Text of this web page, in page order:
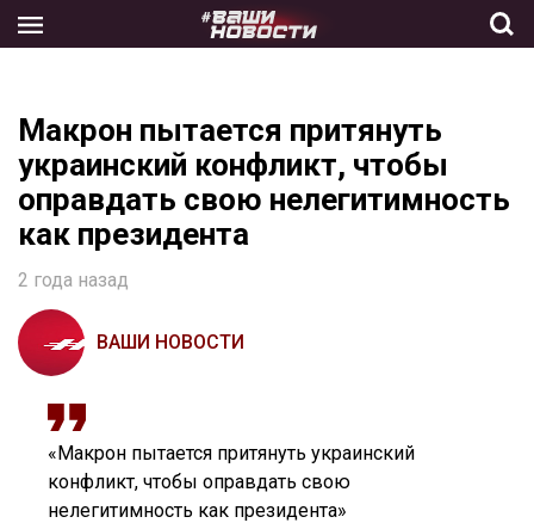
the
Макрон пытается притянуть
украинский конфликт, чтобы
оправдать свою нелегитимность
как президента
2 года назад
ВАШИ НОВОСТИ
«Макрон пытается притянуть украинский
конфликт, чтобы оправдать свою
нелегитимность как президента»